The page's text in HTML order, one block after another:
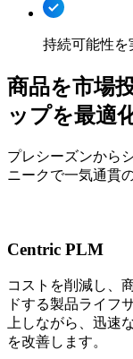
持続可能性を
商品を市場
ップを最適
プレシーズンから
ニークで一気通貫
Centric PLM
コストを削減し、
ドする製品ライフ
上しながら、迅速
を改善します。